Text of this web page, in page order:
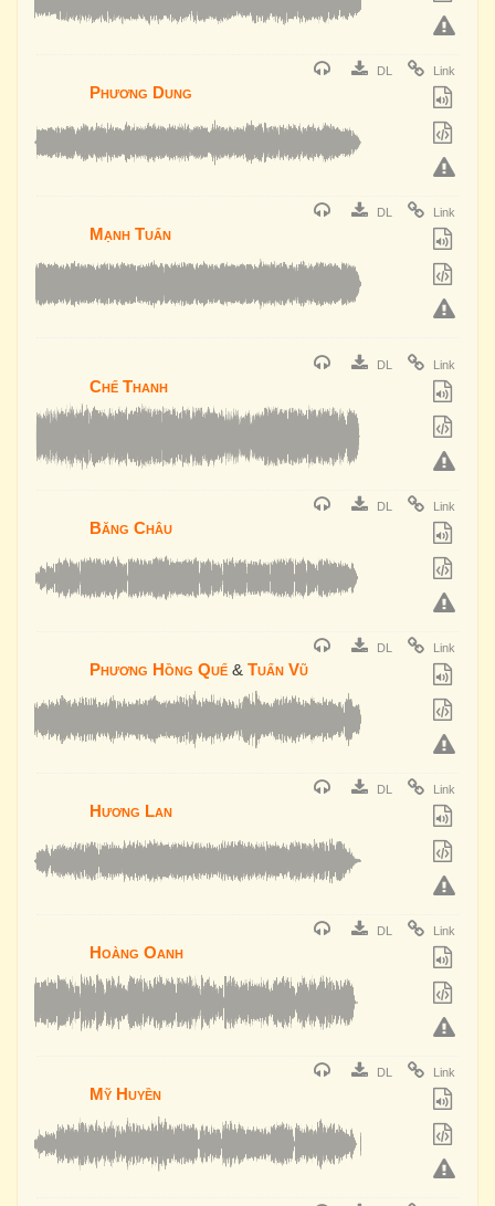
DL Link
Phương Dung
DL Link
Mạnh Tuấn
DL Link
Chế Thanh
DL Link
Băng Châu
DL Link
Phương Hồng Quế & Tuấn Vũ
DL Link
Hương Lan
DL Link
Hoàng Oanh
DL Link
Mỹ Huyền